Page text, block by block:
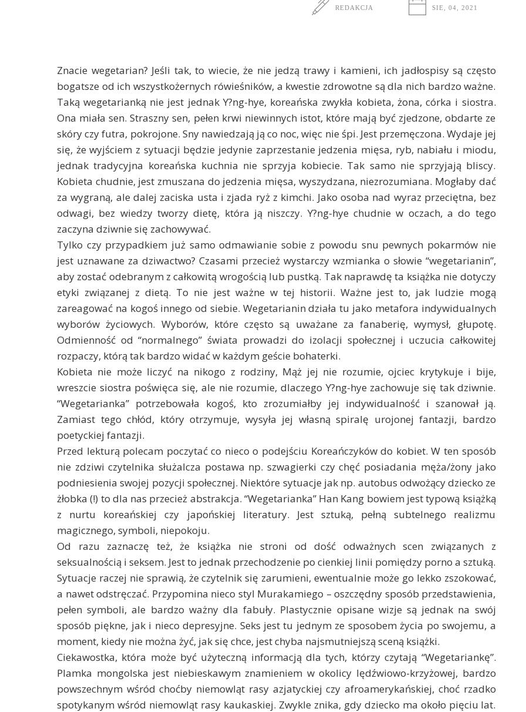
REDAKCJA SIE, 04, 2021
Znacie wegetarian? Jeśli tak, to wiecie, że nie jedzą trawy i kamieni, ich jadłospisy są często
bogatsze od ich wszystkożernych rówieśników, a kwestie zdrowotne są dla nich bardzo ważne.
Taką wegetarianką nie jest jednak Y?ng-hye, koreańska zwykła kobieta, żona, córka i siostra.
Ona miała sen. Straszny sen, pełen krwi niewinnych istot, które mają być zjedzone, obdarte ze
skóry czy futra, pokrojone. Sny nawiedzają ją co noc, więc nie śpi. Jest przemęczona. Wydaje jej
się, że wyjściem z sytuacji będzie jedynie zaprzestanie jedzenia mięsa, ryb, nabiału i miodu,
jednak tradycyjna koreańska kuchnia nie sprzyja kobiecie. Tak samo nie sprzyjają bliscy.
Kobieta chudnie, jest zmuszana do jedzenia mięsa, wyszydzana, niezrozumiana. Mogłaby dać
za wygraną, ale dalej zaciska usta i zjada ryż z kimchi. Jako osoba nad wyraz przeciętna, bez
odwagi, bez wiedzy tworzy dietę, która ją niszczy. Y?ng-hye chudnie w oczach, a do tego
zaczyna dziwnie się zachowywać.
Tylko czy przypadkiem już samo odmawianie sobie z powodu snu pewnych pokarmów nie
jest uznawane za dziwactwo? Czasami przecież wystarczy wzmianka o słowie “wegetarianin”,
aby zostać odebranym z całkowitą wrogością lub pustką. Tak naprawdę ta książka nie dotyczy
etyki związanej z dietą. To nie jest ważne w tej historii. Ważne jest to, jak ludzie mogą
zareagować na kogoś innego od siebie. Wegetarianin działa tu jako metafora indywidualnych
wyborów życiowych. Wyborów, które często są uważane za fanaberię, wymysł, głupotę.
Odmienność od “normalnego” świata prowadzi do izolacji społecznej i uczucia całkowitej
rozpaczy, którą tak bardzo widać w każdym geście bohaterki.
Kobieta nie może liczyć na nikogo z rodziny, Mąż jej nie rozumie, ojciec krytykuje i bije,
wreszcie siostra poświęca się, ale nie rozumie, dlaczego Y?ng-hye zachowuje się tak dziwnie.
“Wegetarianka” potrzebowała kogoś, kto zrozumiałby jej indywidualność i szanował ją.
Zamiast tego chłód, który otrzymuje, wysyła jej własną spiralę urojonej fantazji, bardzo
poetyckiej fantazji.
Przed lekturą polecam poczytać co nieco o podejściu Koreańczyków do kobiet. W ten sposób
nie zdziwi czytelnika służalcza postawa np. szwagierki czy chęć posiadania męża/żony jako
podniesienia swojej pozycji społecznej. Niektóre sytuacje jak np. autobus odwożący dziecko ze
żłobka (!) to dla nas przecież abstrakcja. “Wegetarianka” Han Kang bowiem jest typową książką
z nurtu koreańskiej czy japońskiej literatury. Jest sztuką, pełną subtelnego realizmu
magicznego, symboli, niepokoju.
Od razu zaznaczę też, że książka nie stroni od dość odważnych scen związanych z
seksualnością i seksem. Jest to jednak przechodzenie po cienkiej linii pomiędzy porno a sztuką.
Sytuacje raczej nie sprawią, że czytelnik się zarumieni, ewentualnie może go lekko zszokować,
a nawet odstręczać. Przypomina nieco styl Murakamiego – oszczędny sposób przedstawienia,
pełen symboli, ale bardzo ważny dla fabuły. Plastycznie opisane wizje są jednak na swój
sposób piękne, jak i nieco depresyjne. Seks jest tu jednym ze sposobem życia po swojemu, a
moment, kiedy nie można żyć, jak się chce, jest chyba najsmutniejszą sceną książki.
Ciekawostka, która może być użyteczną informacją dla tych, którzy czytają “Wegetariankę”.
Plamka mongolska jest niebieskawym znamieniem w okolicy lędźwiowo-krzyżowej, bardzo
powszechnym wśród choćby niemowląt rasy azjatyckiej czy afroamerykańskiej, choć rzadko
spotykanym wśród niemowląt rasy kaukaskiej. Zwykle znika, gdy dziecko ma około pięciu lat.